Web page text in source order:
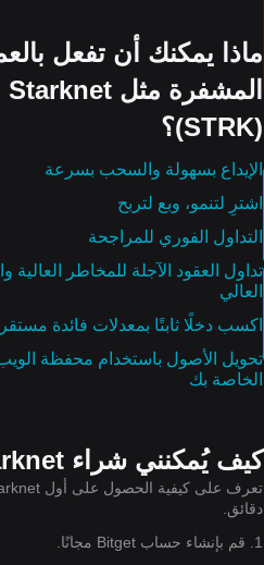
ماذا يمكنك أن تفعل
المشفرة مثل Starknet
(STRK)؟
الإيداع بسهولة والسحب بسرعة
اشترِ لتنمو، وبع لتربح
التداول الفوري للمراجحة
تداول العقود الآجلة للمخاطر العالية
العالي
اكسب دخلًا ثابتًا بمعدلات فائدة
الخاصة بك
كيف يُمكنني شراء Starknet؟
دقائق.
1. قم بإنشاء حساب Bitget مجانًا.